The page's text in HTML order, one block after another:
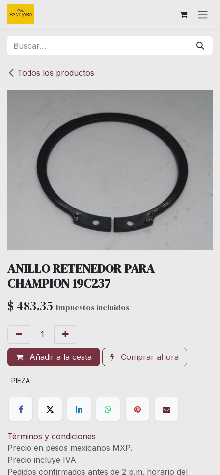
Ir al contenido
Todos los productos
ANILLO RETENEDOR PARA
CHAMPION 19C237
$ 483.35 Impuestos incluidos
Añadir a la cesta Comprar ahora
PIEZA
Términos y condiciones
Precio en pesos mexicanos MXP.
Precio incluye IVA
Pedidos confirmados antes de 2 p.m. horario del